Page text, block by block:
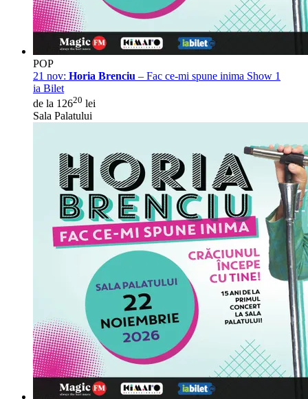
POP
21 nov: Horia Brenciu – Fac ce-mi spune inima Show 1
ia Bilet
de la 12620 lei
Sala Palatului